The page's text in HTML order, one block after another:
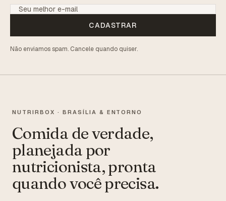
CADASTRAR
Não enviamos spam. Cancele quando quiser.
NUTRIRBOX · BRASÍLIA & ENTORNO
Comida de verdade,
planejada por
nutricionista, pronta
quando você precisa.